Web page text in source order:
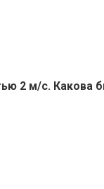
2 м/с. Какова